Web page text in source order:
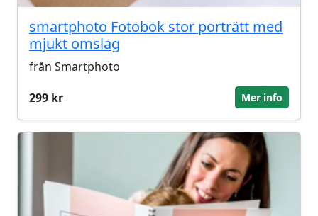
smartphoto Fotobok stor porträtt med
mjukt omslag
från Smartphoto
299 kr
Mer info